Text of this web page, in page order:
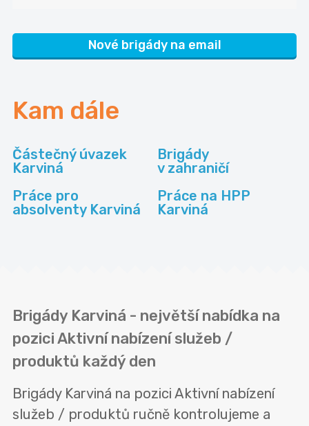
Nové brigády na email
Kam dále
Částečný úvazek
Karviná
Brigády
v zahraničí
Práce pro
absolventy Karviná
Práce na HPP
Karviná
Brigády Karviná - největší nabídka na
pozici Aktivní nabízení služeb /
produktů každý den
Brigády Karviná na pozici Aktivní nabízení
služeb / produktů ručně kontrolujeme a